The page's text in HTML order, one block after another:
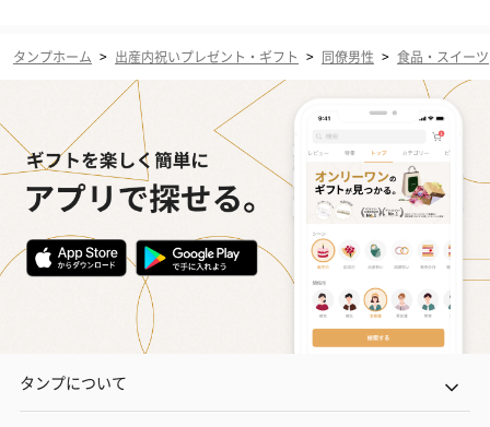
タンプホーム > 出産内祝いプレゼント・ギフト > 同僚男性 > 食品・スイーツ
タンプについて